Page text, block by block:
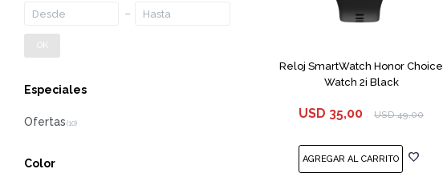
Reloj SmartWatch Honor Choice
Watch 2i Black
USD 35,00 USD 49,00
OK
Especiales
Color